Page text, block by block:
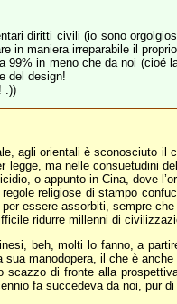
diritti civili (io sono
in maniera irreparabile il
in meno che da noi
del design!
:))
agli orientali è sconosciuto
ma nelle consuetudini
o appunto in Cina, dove
religiose di stampo
essere assorbiti, sempre
ridurre millenni di
beh, molti lo fanno, a
manodopera, il che è
di fronte alla
fa succedeva da noi, pur di